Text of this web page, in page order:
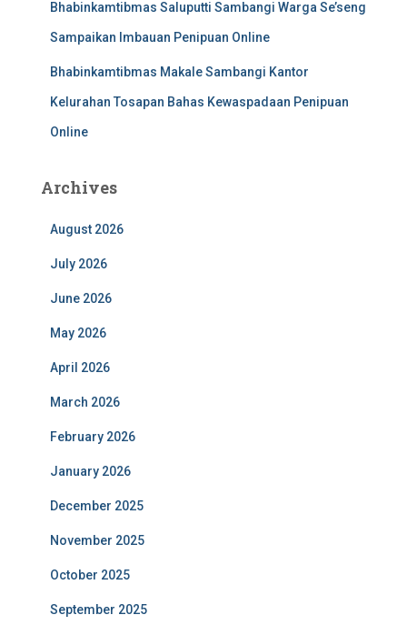
Bhabinkamtibmas Saluputti Sambangi Warga Se’seng
Sampaikan Imbauan Penipuan Online
Bhabinkamtibmas Makale Sambangi Kantor
Kelurahan Tosapan Bahas Kewaspadaan Penipuan
Online
Archives
August 2026
July 2026
June 2026
May 2026
April 2026
March 2026
February 2026
January 2026
December 2025
November 2025
October 2025
September 2025